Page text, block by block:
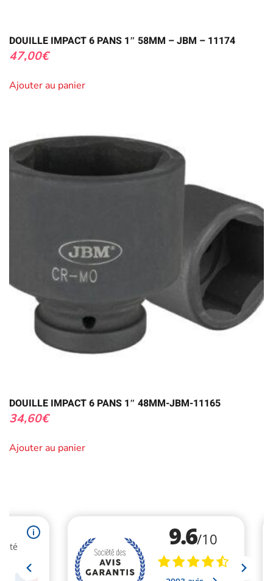
DOUILLE IMPACT 6 PANS 1″ 58MM – JBM – 11174
47,00€
Ajouter au panier
DOUILLE IMPACT 6 PANS 1″ 48MM-JBM-11165
34,60€
Ajouter au panier